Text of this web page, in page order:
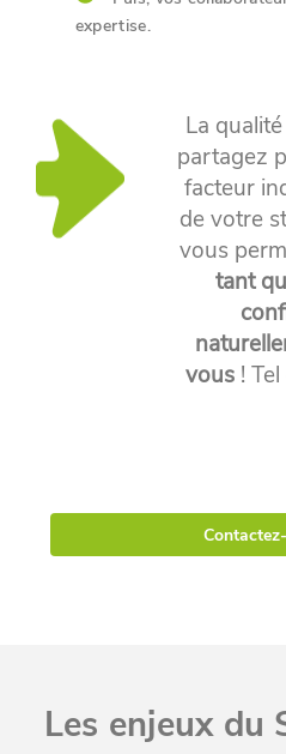
expertise.
La
partagez
facteur
de votre
vous
tant
vous !
Les enjeux du